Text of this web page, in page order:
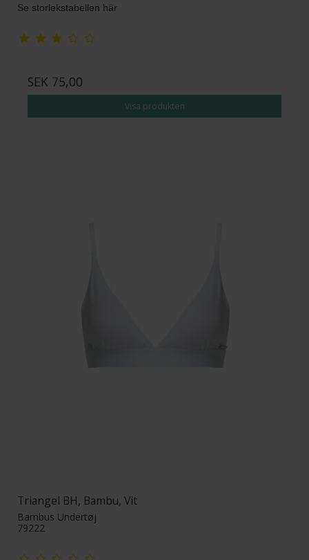
Se storlekstabellen här
SEK 75,00
Visa produkten
Triangel BH, Bambu, Vit
Bambus Undertøj
79222